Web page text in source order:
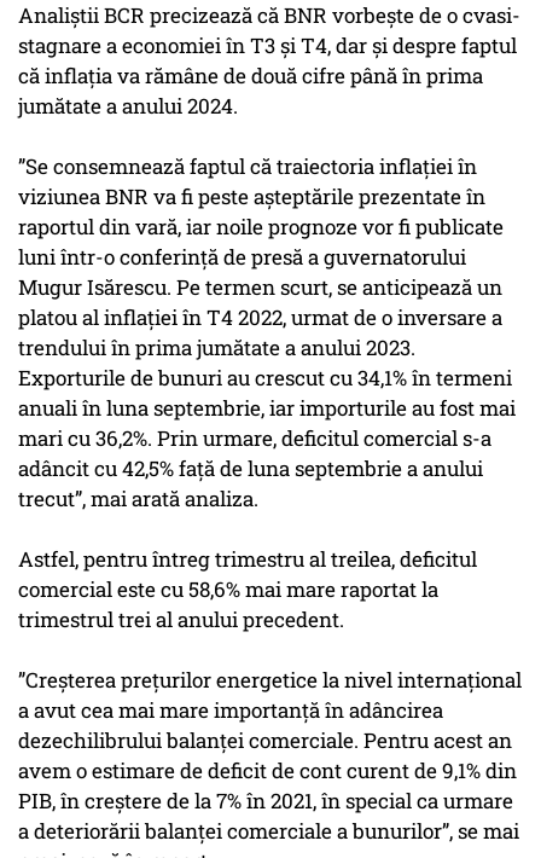
Analiştii BCR precizează că BNR vorbeşte de o cvasi-
stagnare a economiei în T3 şi T4, dar şi despre faptul
că inflaţia va rămâne de două cifre până în prima
jumătate a anului 2024.
”Se consemnează faptul că traiectoria inflaţiei în
viziunea BNR va fi peste aşteptările prezentate în
raportul din vară, iar noile prognoze vor fi publicate
luni într-o conferinţă de presă a guvernatorului
Mugur Isărescu. Pe termen scurt, se anticipează un
platou al inflaţiei în T4 2022, urmat de o inversare a
trendului în prima jumătate a anului 2023.
Exporturile de bunuri au crescut cu 34,1% în termeni
anuali în luna septembrie, iar importurile au fost mai
mari cu 36,2%. Prin urmare, deficitul comercial s-a
adâncit cu 42,5% faţă de luna septembrie a anului
trecut”, mai arată analiza.
Astfel, pentru întreg trimestru al treilea, deficitul
comercial este cu 58,6% mai mare raportat la
trimestrul trei al anului precedent.
”Creşterea preţurilor energetice la nivel internaţional
a avut cea mai mare importanţă în adâncirea
dezechilibrului balanţei comerciale. Pentru acest an
avem o estimare de deficit de cont curent de 9,1% din
PIB, în creştere de la 7% în 2021, în special ca urmare
a deteriorării balanţei comerciale a bunurilor”, se mai